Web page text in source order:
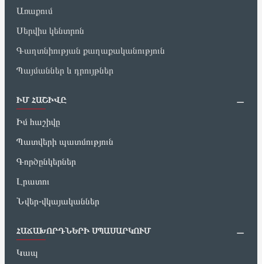
Առաքում
Սերվիս կենտրոն
Գաղտնիության քաղաքականություն
Պայմաններ և դրույթներ
ԻՄ ՀԱՇԻՎԸ
Իմ հաշիվը
Պատվերի պատմություն
Գործընկերներ
Լրատու
Նվեր-վկայականներ
ՀԱՃԱԽՈՐԴՆԵՐԻ ՍՊԱՍԱՐԿՈՒՄ
Կապ